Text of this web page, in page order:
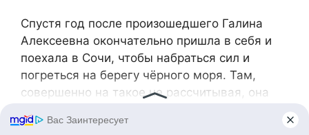
Спустя год после произошедшего Галина
Алексеевна окончательно пришла в себя и
поехала в Сочи, чтобы набраться сил и
погреться на берегу чёрного моря. Там,
совершенно на такое не рассчитывая, она
мужчина её возраста, с которым они сразу